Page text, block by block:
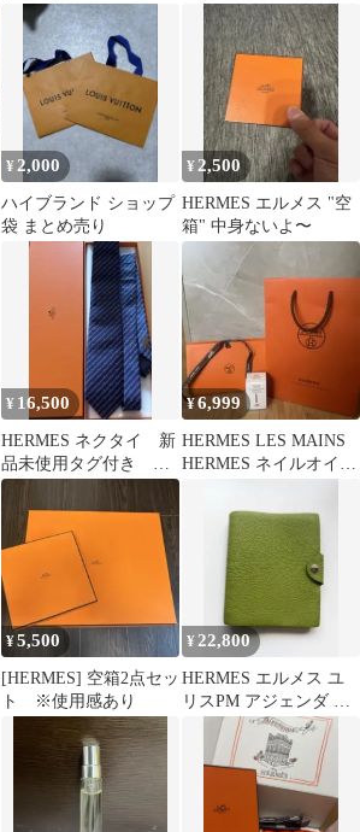
EDP
¥ 2,000
ハイブランド ショップ
袋 まとめ売り
¥ 2,500
HERMES エルメス "空
箱" 中身ないよ〜
¥ 16,500
HERMES ネクタイ 新
品未使用タグ付き 箱
無し発送特価！
¥6,999
HERMES LES MAINS
HERMES ネイルオイル
¥5,500
[HERMES] 空箱2点セッ
ト ※使用感あり
¥ 22,800
HERMES エルメス ユ
リスPM アジェンダ 手
帳カバー □M刻印 リフ
ィル付